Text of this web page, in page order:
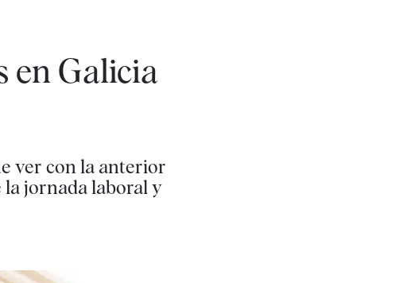
en Galicia
ver con la anterior
la jornada laboral y